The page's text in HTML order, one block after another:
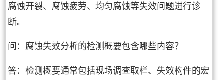
腐蚀开裂、腐蚀疲劳、均匀腐蚀等失效问题进行诊
断。
问：腐蚀失效分析的检测概要包含哪些内容？
答：检测概要通常包括现场调查取样、失效构件的宏